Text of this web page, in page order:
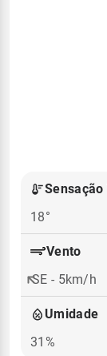
18°
Vento
SE - 5km/h
Umidade
31%